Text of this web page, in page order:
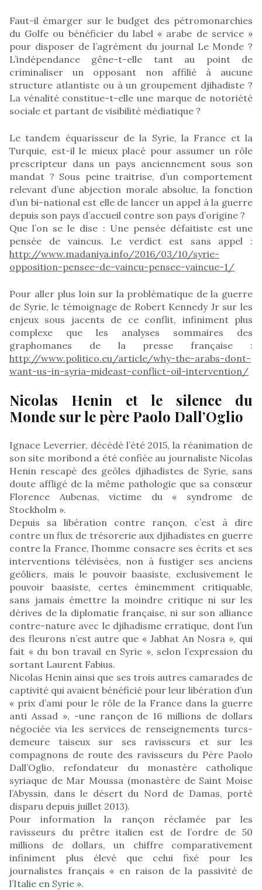
Faut-il émarger sur le budget des pétromonarchies
du Golfe ou bénéficier du label « arabe de service »
pour disposer de l’agrément du journal Le Monde ?
L’indépendance gêne-t-elle tant au point de
criminaliser un opposant non affilié à aucune
structure atlantiste ou à un groupement djihadiste ?
La vénalité constitue-t-elle une marque de notoriété
sociale et partant de visibilité médiatique ?
Le tandem équarisseur de la Syrie, la France et la
Turquie, est-il le mieux placé pour assumer un rôle
prescripteur dans un pays anciennement sous son
mandat ? Sous peine traitrise, d’un comportement
relevant d’une abjection morale absolue, la fonction
d’un bi-national est elle de lancer un appel à la guerre
depuis son pays d’accueil contre son pays d’origine ?
Que l’on se le dise : Une pensée défaitiste est une
pensée de vaincus. Le verdict est sans appel :
http://www.madaniya.info/2016/03/10/syrie-
opposition-pensee-de-vaincu-pensee-vaincue-1/
Pour aller plus loin sur la problématique de la guerre
de Syrie, le témoignage de Robert Kennedy Jr sur les
enjeux sous jacents de ce conflit, infiniment plus
complexe que les analyses sommaires des
graphomanes de la presse française :
http://www.politico.eu/article/why-the-arabs-dont-
want-us-in-syria-mideast-conflict-oil-intervention/
Nicolas Henin et le silence du
Monde sur le père Paolo Dall’Oglio
Ignace Leverrier, décédé l’été 2015, la réanimation de
son site moribond a été confiée au journaliste Nicolas
Henin rescapé des geôles djihadistes de Syrie, sans
doute affligé de la même pathologie que sa consœur
Florence Aubenas, victime du « syndrome de
Stockholm ».
Depuis sa libération contre rançon, c’est à dire
contre un flux de trésorerie aux djihadistes en guerre
contre la France, l’homme consacre ses écrits et ses
interventions télévisées, non à fustiger ses anciens
geôliers, mais le pouvoir baasiste, exclusivement le
pouvoir baasiste, certes éminemment critiquable,
sans jamais émettre la moindre critique ni sur les
dérives de la diplomatie française, ni sur son alliance
contre-nature avec le djihadisme erratique, dont l’un
des fleurons n’est autre que « Jabhat An Nosra », qui
fait « du bon travail en Syrie », selon l’expression du
sortant Laurent Fabius.
Nicolas Henin ainsi que ses trois autres camarades de
captivité qui avaient bénéficié pour leur libération d’un
« prix d’ami pour le rôle de la France dans la guerre
anti Assad », -une rançon de 16 millions de dollars
négociée via les services de renseignements turcs-
demeure taiseux sur ses ravisseurs et sur les
compagnons de route des ravisseurs du Père Paolo
Dall’Oglio, refondateur du monastère catholique
syriaque de Mar Moussa (monastère de Saint Moise
l’Abyssin, dans le désert du Nord de Damas, porté
disparu depuis juillet 2013).
Pour information la rançon réclamée par les
ravisseurs du prêtre italien est de l’ordre de 50
millions de dollars, un chiffre comparativement
infiniment plus élevé que celui fixé pour les
journalistes français « en raison de la passivité de
l’Italie en Syrie ».